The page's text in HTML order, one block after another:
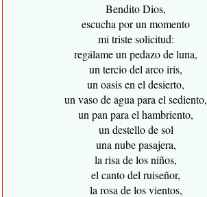
Bendito Dios,
escucha por un momento
mi triste solicitud:
regálame un pedazo de luna,
un tercio del arco iris,
un oasis en el desierto,
un vaso de agua para el sediento,
un pan para el hambriento,
un destello de sol
una nube pasajera,
la risa de los niños,
el canto del ruiseñor,
la rosa de los vientos,